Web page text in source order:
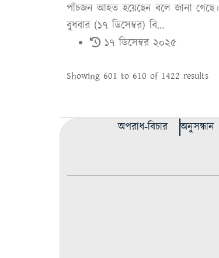
পাঁচজন আহত হয়েছেন বলে জানা গেছে।
বুধবার (১৭ ডিসেম্বর) বি...
১৭ ডিসেম্বর ২০২৫
Showing 601 to 610 of 1422 results
অপরাধ-বিচার অনুসন্ধান